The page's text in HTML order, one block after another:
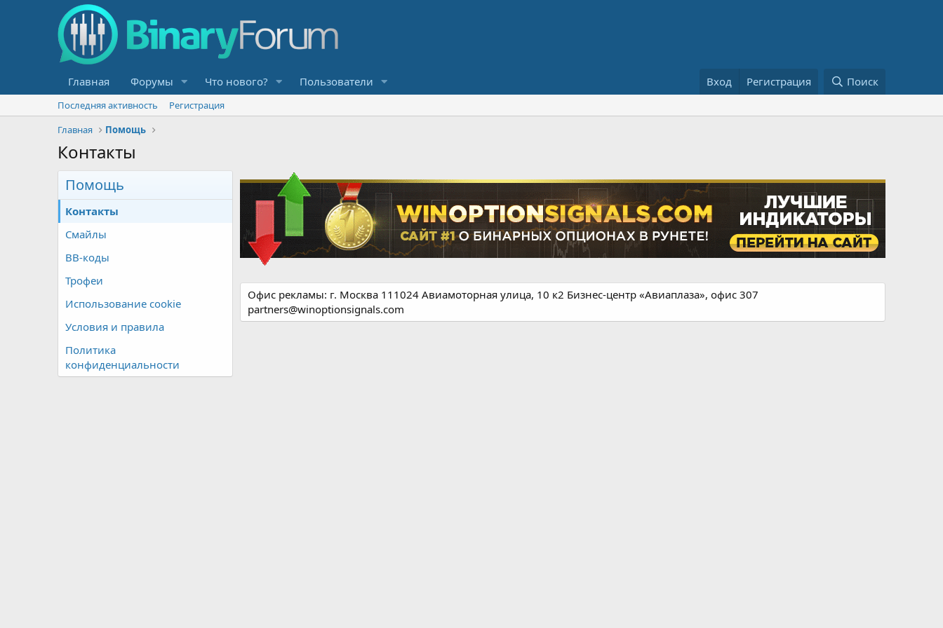
Главная Форумы Что нового? Пользователи Вход Регистрация Поиск
Последняя активность
Регистрация
Главная
Помощь
Контакты
Помощь
Контакты
Смайлы
BB-коды
Трофеи
Использование cookie
Условия и правила
Политика
конфиденциальности
Офис рекламы: г. Москва 111024 Авиамоторная улица, 10 к2 Бизнес-центр «Авиаплаза», офис 307
partners@winoptionsignals.com